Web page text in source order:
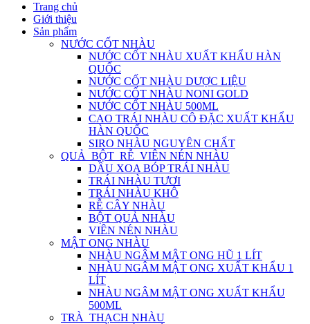
Trang chủ
Giới thiệu
Sản phẩm
NƯỚC CỐT NHÀU
NƯỚC CỐT NHÀU XUẤT KHẨU HÀN
QUỐC
NƯỚC CỐT NHÀU DƯỢC LIỆU
NƯỚC CỐT NHÀU NONI GOLD
NƯỚC CỐT NHÀU 500ML
CAO TRÁI NHÀU CÔ ĐẶC XUẤT KHẨU
HÀN QUỐC
SIRO NHÀU NGUYÊN CHẤT
QUẢ_BỘT_RỄ_VIÊN NÉN NHÀU
DẦU XOA BÓP TRÁI NHÀU
TRÁI NHÀU TƯƠI
TRÁI NHÀU KHÔ
RỄ CÂY NHÀU
BỘT QUẢ NHÀU
VIÊN NÉN NHÀU
MẬT ONG NHÀU
NHÀU NGÂM MẬT ONG HŨ 1 LÍT
NHÀU NGÂM MẬT ONG XUẤT KHẨU 1
LÍT
NHÀU NGÂM MẬT ONG XUẤT KHẨU
500ML
TRÀ_THẠCH NHÀU